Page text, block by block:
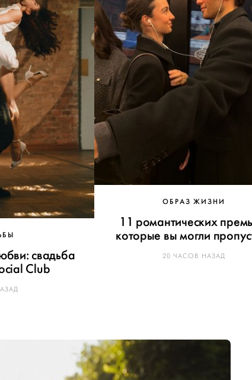
свадьба
Club
ОБРАЗ ЖИЗНИ
11 романтических
которые вы могли
20 ЧАСОВ НАЗАД